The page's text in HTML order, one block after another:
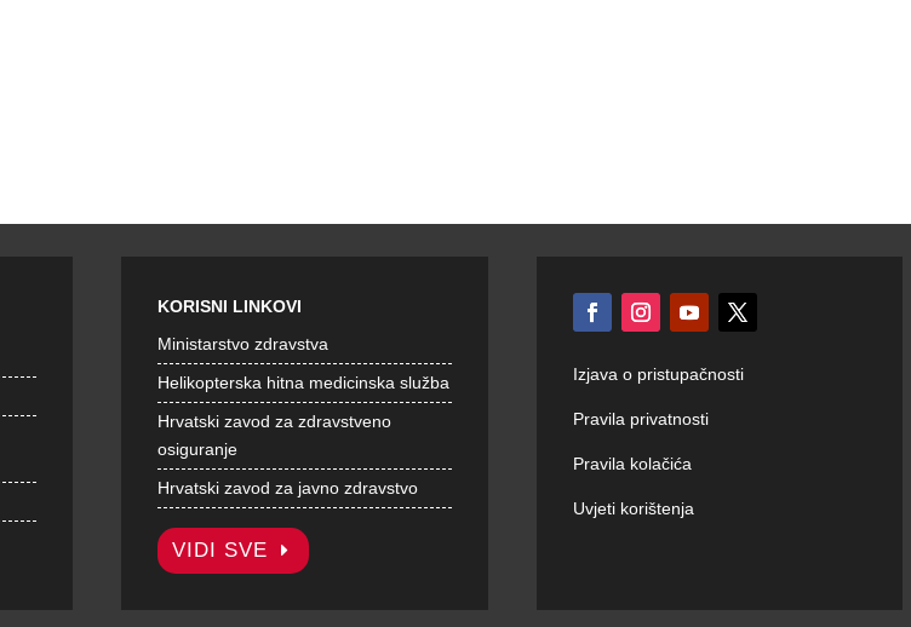
KORISNI LINKOVI
Ministarstvo zdravstva
Helikopterska hitna medicinska služba
Hrvatski zavod za zdravstveno
osiguranje
Hrvatski zavod za javno zdravstvo
VIDI SVE
Izjava o pristupačnosti
Pravila privatnosti
Pravila kolačića
Uvjeti korištenja